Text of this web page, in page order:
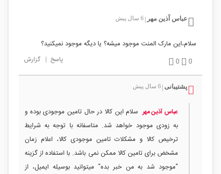
عباس آذین مهر 6 سال پیش
سلام،این مارک المنت موجود میشه؟ یا دیگه موجود نمیکنید؟
0
0 پاسخ | گزارش
پشتیبانی 6 سال پیش
عباس آذین مهر سلام این کالا در حال تامین موجودی بوده و
به زودی موجود خواهد شد. متاسفانه با توجه به شرایط
ترخیص کالا و مشکلات تامین موجودی کالا، اعلام زمان
مشخض برای تامین کالا ممکن نمی باشد. با استفاده از گزینه
"موجود شد به من خبر بده" میتوانید بوسیله ایمیل، از